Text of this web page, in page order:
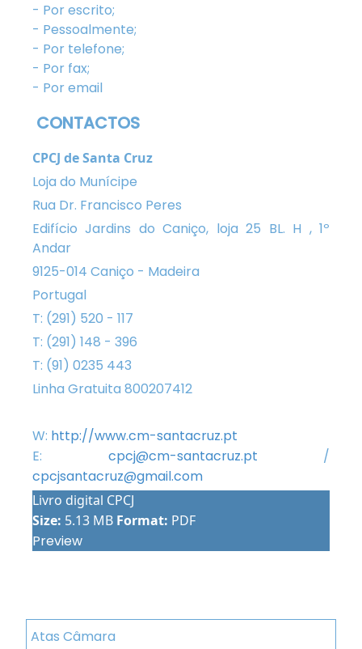
- Por escrito;
- Pessoalmente;
- Por telefone;
- Por fax;
- Por email
CONTACTOS
CPCJ de Santa Cruz
Loja do Munícipe
Rua Dr. Francisco Peres
Edifício Jardins do Caniço, loja 25 BL. H , 1º
Andar
9125-014 Caniço - Madeira
Portugal
T: (291) 520 - 117
T: (291) 148 - 396
T: (91) 0235 443
Linha Gratuita 800207412
W: http://www.cm-santacruz.pt
E: cpcj@cm-santacruz.pt /
cpcjsantacruz@gmail.com
Livro digital CPCJ
Size: 5.13 MB Format: PDF
Preview
Atas Câmara